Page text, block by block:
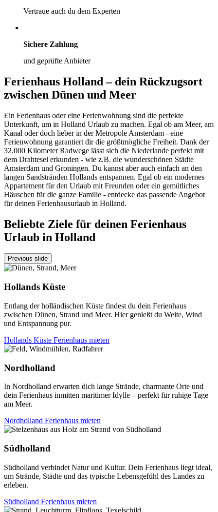
Vertraue auch du dem Experten
Sichere Zahlung
und geprüfte Anbieter
Ferienhaus Holland – dein Rückzugsort
zwischen Dünen und Meer
Ein Ferienhaus oder eine Ferienwohnung sind die perfekte
Unterkunft, um in Holland Urlaub zu machen. Egal ob am Meer, am
Kanal oder doch lieber in der Metropole Amsterdam - eine
Ferienwohnung garantiert dir die größtmögliche Freiheit. Dank der
32.000 Kilometer Radwege lässt sich die Niederlande perfekt mit
dem Drahtesel erkunden - wie z.B. die wunderschönen Städte
Amsterdam und Groningen. Du kannst aber auch einfach an den
langen Sandstränden Hollands entspannen. Egal ob ein modernes
Appartement für den Urlaub mit Freunden oder ein gemütliches
Häuschen für die ganze Familie - entdecke das passende Angebot
für deinen Ferienhausurlaub in Holland.
Beliebte Ziele für deinen Ferienhaus
Urlaub in Holland
Previous slide
Hollands Küste
Entlang der holländischen Küste findest du dein Ferienhaus
zwischen Dünen, Strand und Meer. Hier genießt du Weite, Wind
und Entspannung pur.
Hollands Küste Ferienhaus mieten
Nordholland
In Nordholland erwarten dich lange Strände, charmante Orte und
dein Ferienhaus inmitten maritimer Idylle – perfekt für ruhige Tage
am Meer.
Nordholland Ferienhaus mieten
Südholland
Südholland verbindet Natur und Kultur. Dein Ferienhaus liegt ideal,
um Strände, Städte und das typische Lebensgefühl des Landes zu
erleben.
Südholland Ferienhaus mieten